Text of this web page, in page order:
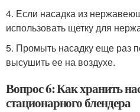
4. Если насадка из
использовать щетку для
5. Промыть насадку еще раз
высушить ее на воздухе.
Вопрос 6: Как хранить
стационарного блендера